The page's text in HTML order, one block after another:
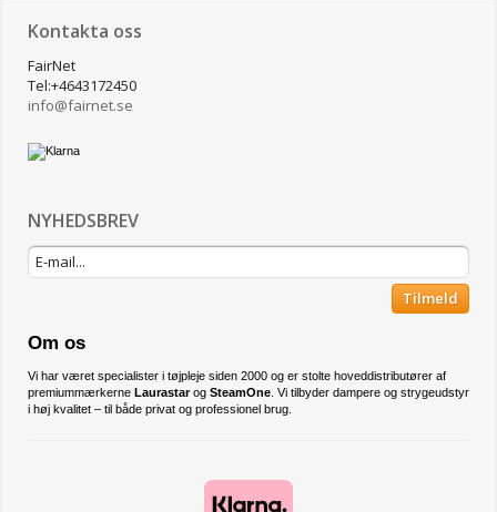
Kontakta oss
FairNet
Tel:+4643172450
​info@fairnet.se
NYHEDSBREV
Tilmeld
Om os
Vi har været specialister i tøjpleje siden 2000 og er stolte hoveddistributører af
premiummærkerne Laurastarog SteamOne . Vi tilbyder dampere og strygeudstyr
i høj kvalitet – til både privat og professionel brug.